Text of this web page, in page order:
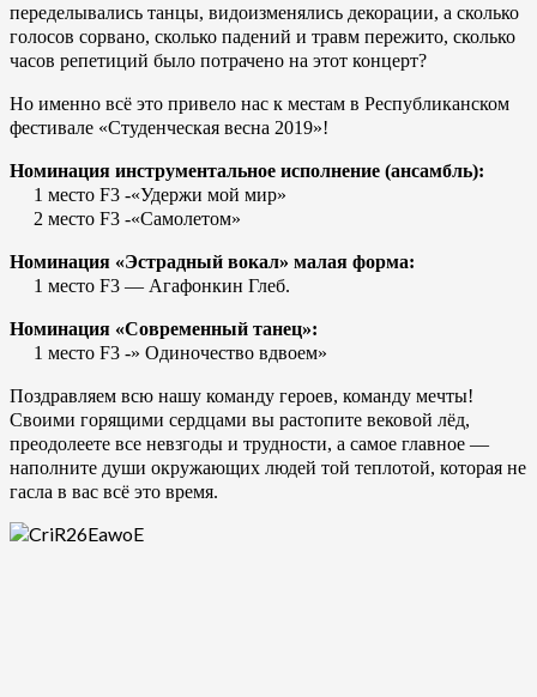
переделывались танцы, видоизменялись декорации, а сколько
голосов сорвано, сколько падений и травм пережито, сколько
часов репетиций было потрачено на этот концерт?
Но именно всё это привело нас к местам в Республиканском
фестивале «Студенческая весна 2019»!
Номинация инструментальное исполнение (ансамбль):
1 место F3 -«Удержи мой мир»
2 место F3 -«Самолетом»
Номинация «Эстрадный вокал» малая форма:
1 место F3 — Агафонкин Глеб.
Номинация «Современный танец»:
1 место F3 -» Одиночество вдвоем»
Поздравляем всю нашу команду героев, команду мечты!
Своими горящими сердцами вы растопите вековой лёд,
преодолеете все невзгоды и трудности, а самое главное —
наполните души окружающих людей той теплотой, которая не
гасла в вас всё это время.